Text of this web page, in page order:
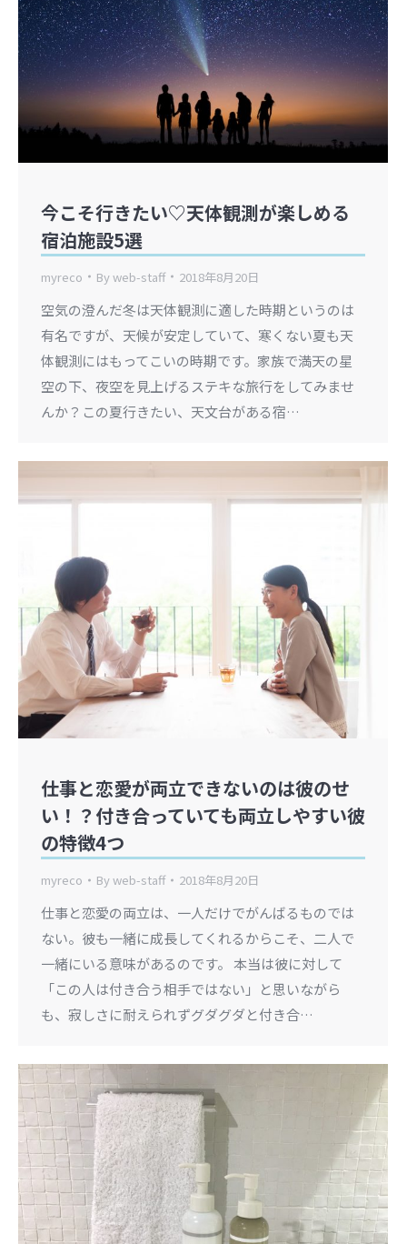
今こそ行きたい♡天体観測が楽しめる
宿泊施設5選
myreco Byweb-staff 2018年8月20日
空気の澄んだ冬は天体観測に適した時期というのは
有名ですが、天候が安定していて、寒くない夏も天
体観測にはもってこいの時期です。家族で満天の星
空の下、夜空を見上げるステキな旅行をしてみませ
んか？この夏行きたい、天文台がある宿…
仕事と恋愛が両立できないのは彼のせ
い！？付き合っていても両立しやすい彼
の特徴4つ
myreco Byweb-staff 2018年8月20日
仕事と恋愛の両立は、一人だけでがんばるものでは
ない。彼も一緒に成長してくれるからこそ、二人で
一緒にいる意味があるのです。 本当は彼に対して
「この人は付き合う相手ではない」と思いながら
も、寂しさに耐えられずグダグダと付き合…